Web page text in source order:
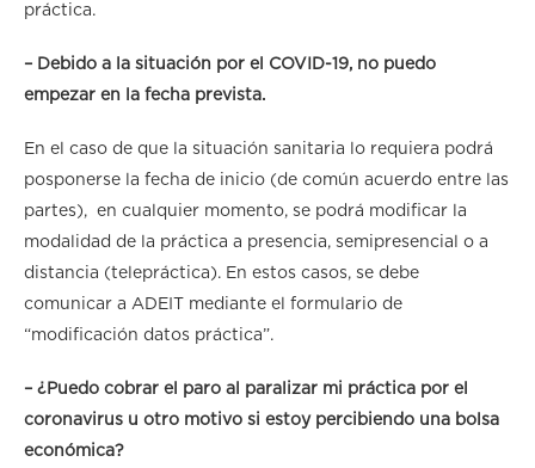
práctica.
– Debido a la situación por el COVID-19, no puedo
empezar en la fecha prevista.
En el caso de que la situación sanitaria lo requiera podrá
posponerse la fecha de inicio (de común acuerdo entre las
partes), en cualquier momento, se podrá modificar la
modalidad de la práctica a presencia, semipresencial o a
distancia (telepráctica). En estos casos, se debe
comunicar a ADEIT mediante el formulario de
“modificación datos práctica”.
– ¿Puedo cobrar el paro al paralizar mi práctica por el
coronavirus u otro motivo si estoy percibiendo una bolsa
económica?